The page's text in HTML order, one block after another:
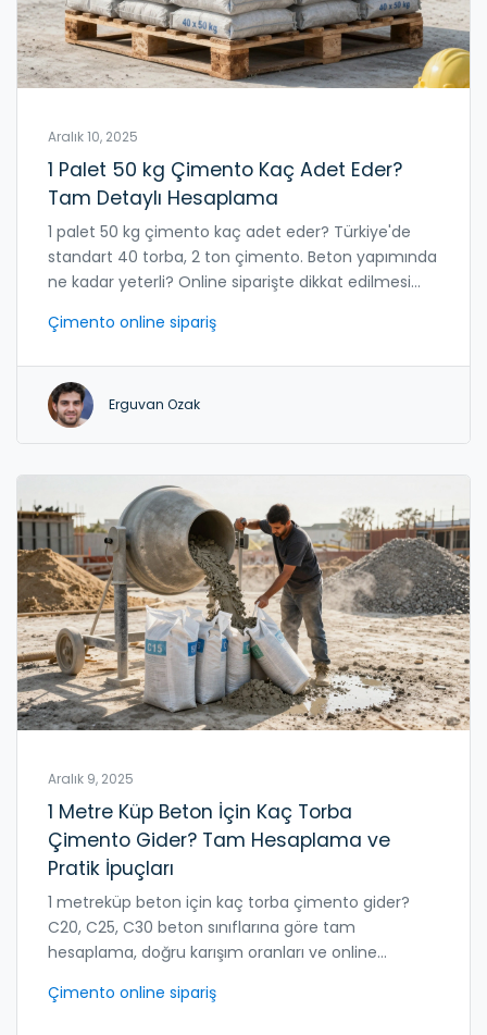
Aralık 10, 2025
1 Palet 50 kg Çimento Kaç Adet Eder?
Tam Detaylı Hesaplama
1 palet 50 kg çimento kaç adet eder? Türkiye'de
standart 40 torba, 2 ton çimento. Beton yapımında
ne kadar yeterli? Online siparişte dikkat edilmesi
Çimento online sipariş
Erguvan Ozak
Aralık 9, 2025
1 Metre Küp Beton İçin Kaç Torba
Çimento Gider? Tam Hesaplama ve
Pratik İpuçları
1 metreküp beton için kaç torba çimento gider?
C20, C25, C30 beton sınıflarına göre tam
hesaplama, doğru karışım oranları ve online
Çimento online sipariş